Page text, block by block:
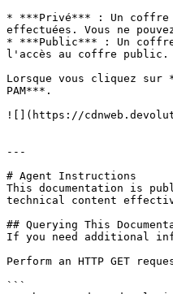
* ***Privé*** : Un coffre
effectuées. Vous ne
* ***Public*** : Un
l'accès au coffre public.
Lorsque vous cliquez
PAM***.
![](https://
---
# Agent Instructions
This documentation is
technical content
## Querying This
If you need additional
Perform an HTTP GET
```